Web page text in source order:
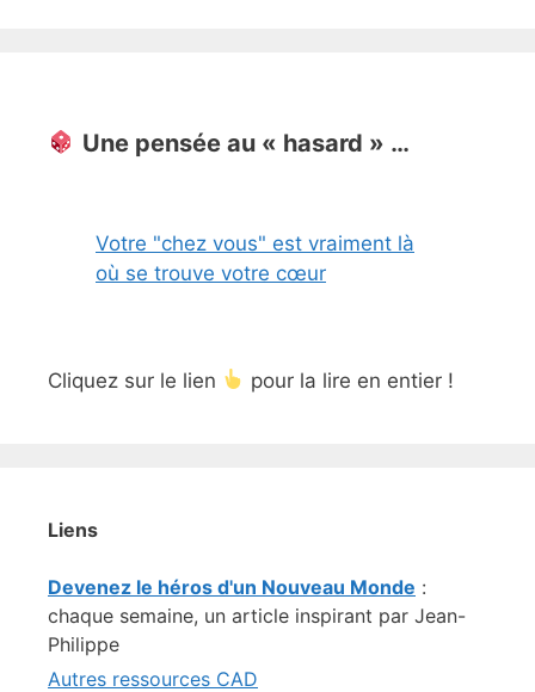
Une pensée au « hasard » …
Votre "chez vous" est vraiment là
où se trouve votre cœur
Cliquez sur le lien pour la lire en entier !
Liens
Devenez le héros d'un Nouveau Monde :
chaque semaine, un article inspirant par Jean-
Philippe
Autres ressources CAD